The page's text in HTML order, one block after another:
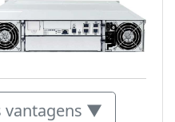
vantagens ▼